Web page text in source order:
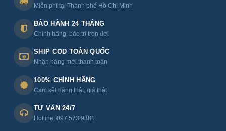
Bộ ốc vít gắn tường/sàn (chống di dời)
Một số lưu ý khi lựa chọn Két sắt
Liberty LB68-S7II-PRO
- Dung tích, Kích thước két sắt phù hợp với nhu cầu sử
dụng: dung tích, kích thước két sẽ quy định lượng đồ
vật bạn có thể bỏ vào két. Bạn nên chọn kích thước tuỳ
theo nhu cầu cần lưu trữ
Miễn phí tại Thành phố Hồ Chí Minh
BẢO HÀNH 24 THÁNG
Chính hãng, bảo trì trọn đời
SHIP COD TOÀN QUỐC
Nhận hàng mới thanh toán
100% CHÍNH HÃNG
Cam kết hàng thật, giá thật
TƯ VẤN 24/7
Hotline: 097.573.9381